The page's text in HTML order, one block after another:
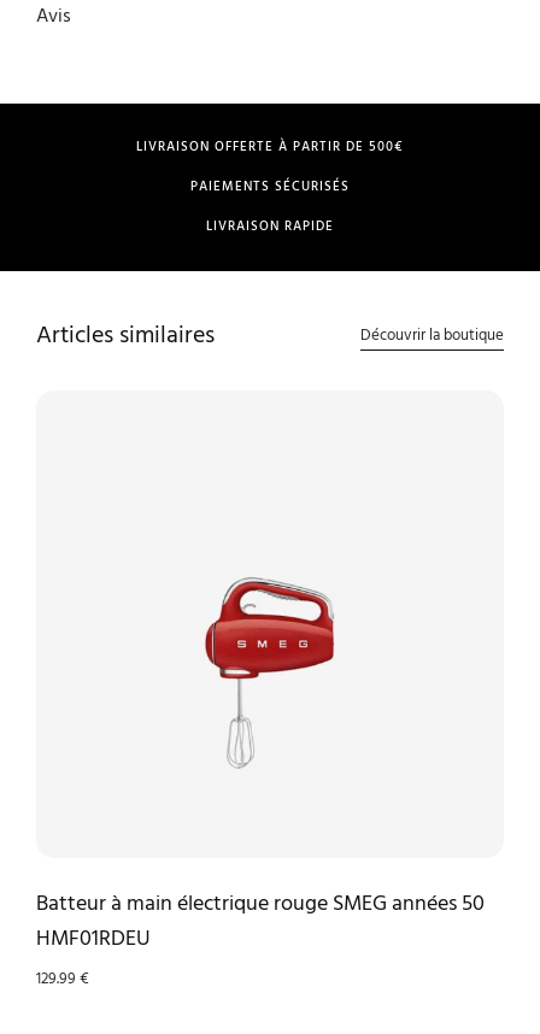
Avis
LIVRAISON OFFERTE À PARTIR DE 500€
PAIEMENTS SÉCURISÉS
LIVRAISON RAPIDE
Articles similaires Découvrir la boutique
Batteur à main électrique rouge SMEG années 50
HMF01RDEU
129.99€